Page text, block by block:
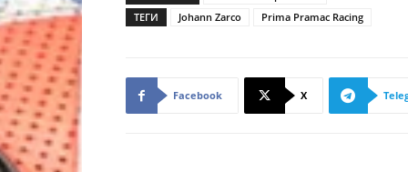
ТЕГИ
Johann Zarco Prima Pramac Racing
Facebook X